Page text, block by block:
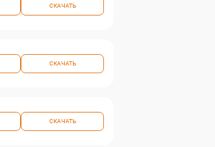
СКАЧАТЬ
СКАЧАТЬ
СКАЧАТЬ